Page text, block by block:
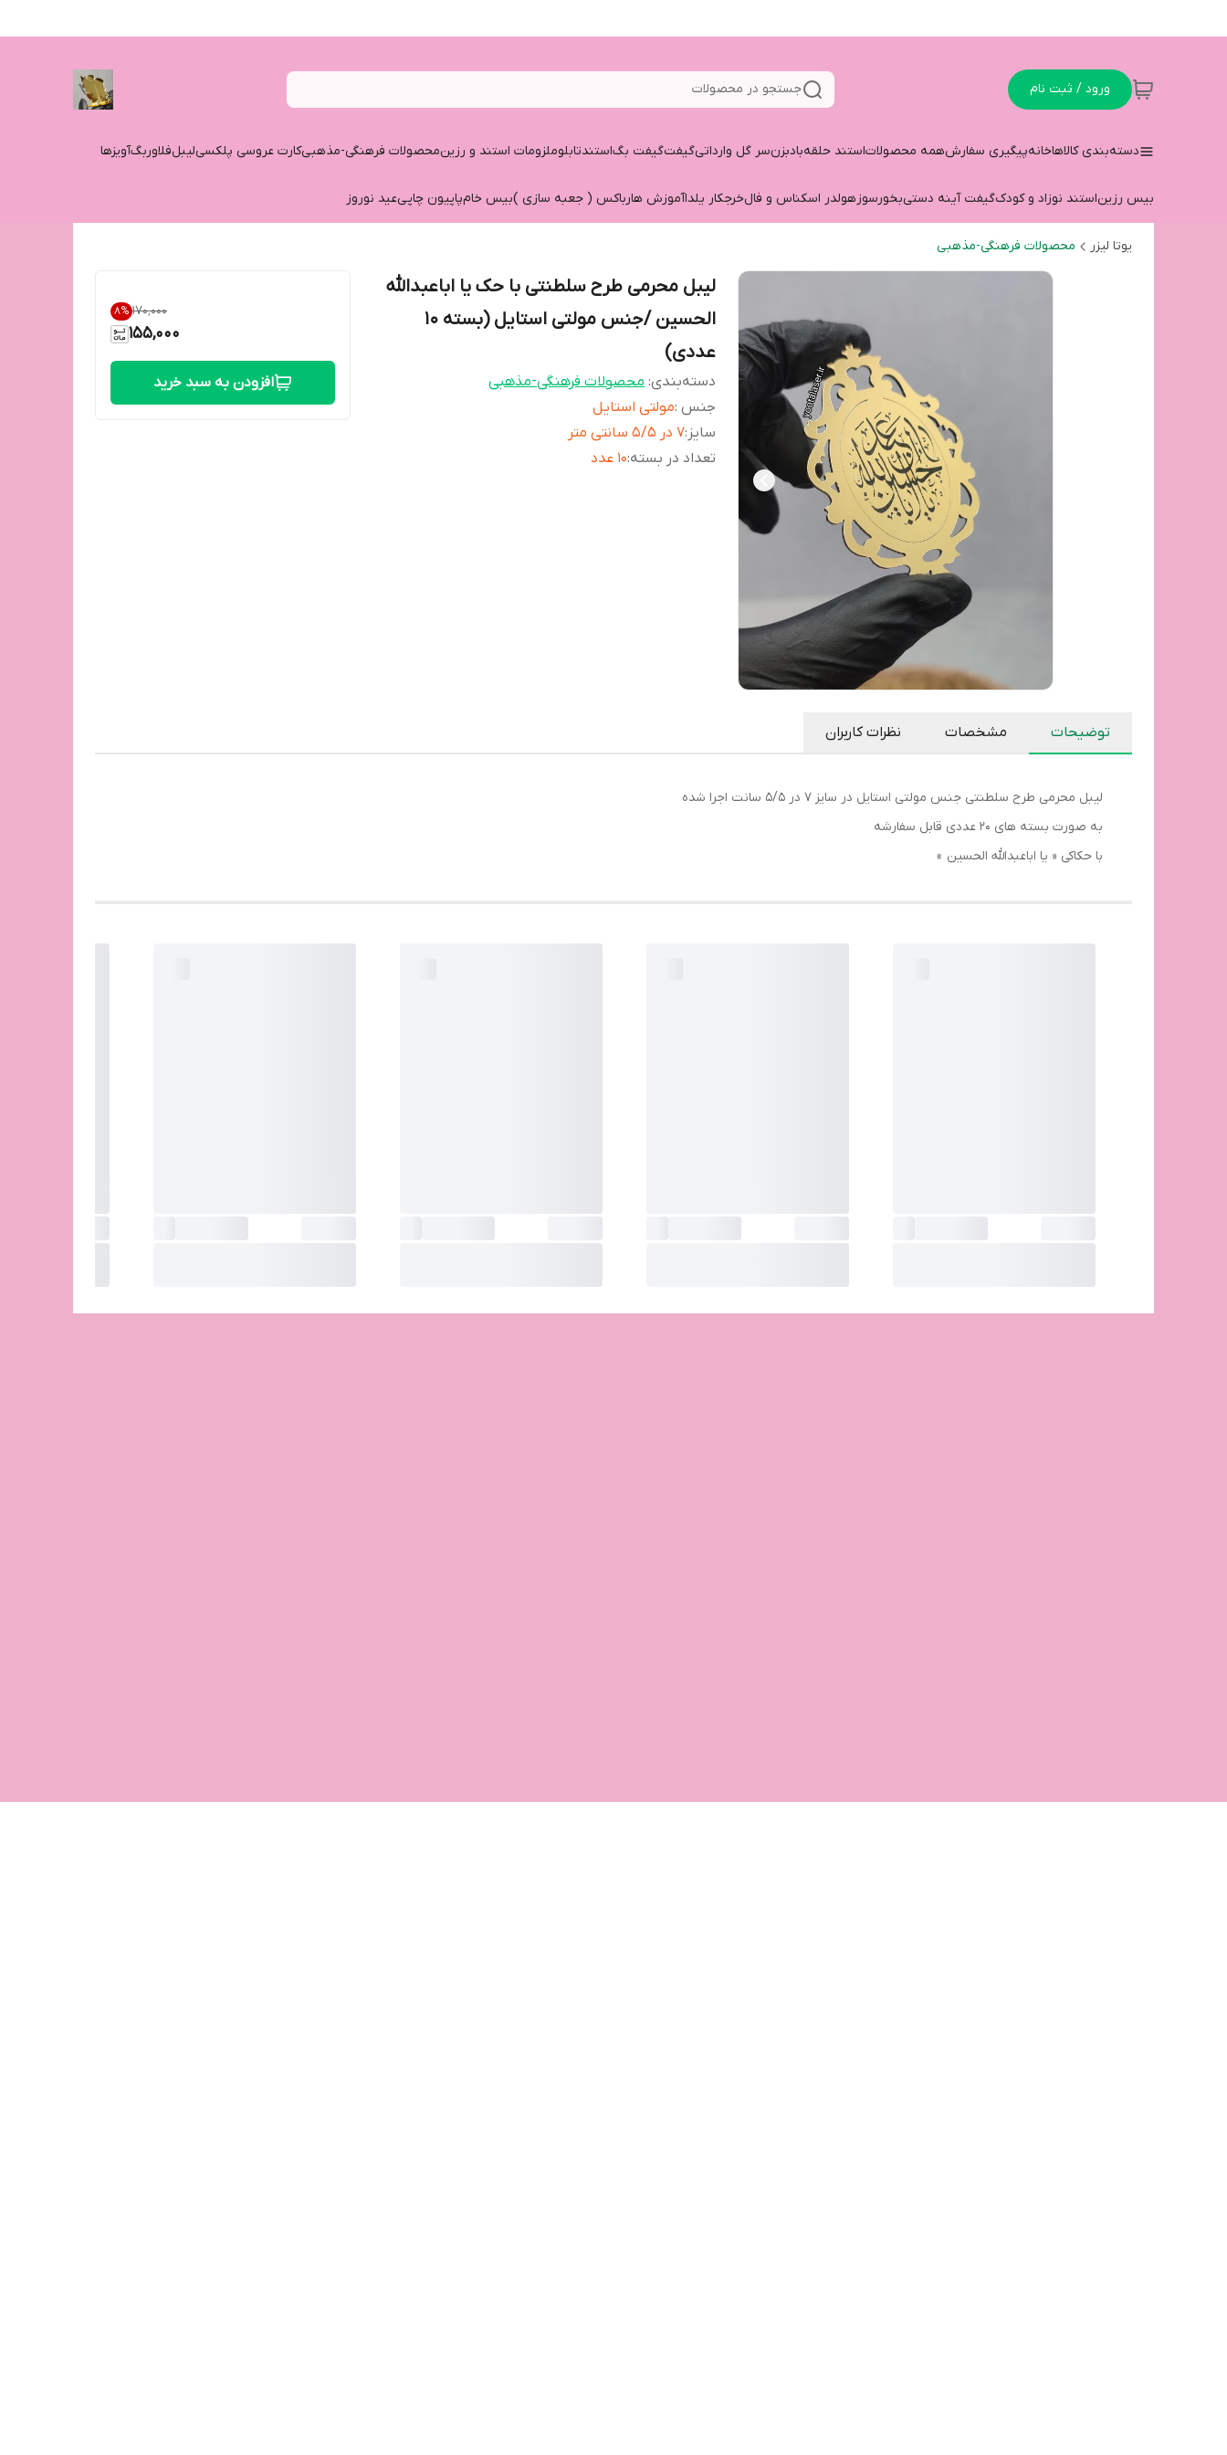
ورود / ثبت نام جستجو در محصولات
دسته‌بندی کالاهاخانهپیگیری سفارشهمه محصولاتاستند حلقهبادبزنسر گل وارداتیگیفتگیفت بگاستندتابلوملزومات استند و رزینمحصولات فرهنگی-مذهبیکارت عروسی پلکسیلیبلفلاوربگآویزها
بیس رزیناستند نوزاد و کودکگیفت آینه دستیبخورسوزهولدر اسکناس و فالخرجکار یلداآموزش هارباکس ( جعبه سازی )بیس خامپاپیون چاپیعید نوروز
یوتا لیزر محصولات فرهنگی-مذهبی
لیبل محرمی طرح سلطنتی با حک یا اباعبدالله
الحسین /جنس مولتی استایل (بسته 10
عددی)
دسته‌بندی:محصولات فرهنگی-مذهبی
جنس :مولتی استایل
سایز :۷ در ۵/۵ سانتی متر
تعداد در بسته:10 عدد
۱۷۰٬۰۰۰ 8%
155,000
افزودن به سبد خرید
توضیحات مشخصات نظرات کاربران
لیبل محرمی طرح سلطنتی جنس مولتی استایل در سایز ۷ در ۵/۵ سانت اجرا شده
به صورت بسته های ۲۰ عددی قابل سفارشه
با حکاکی « یا اباعبدالله الحسین »